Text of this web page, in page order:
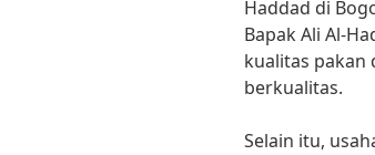
Haddad di
Bapak Ali Al-
kualitas pakan
berkualitas.
Selain itu,